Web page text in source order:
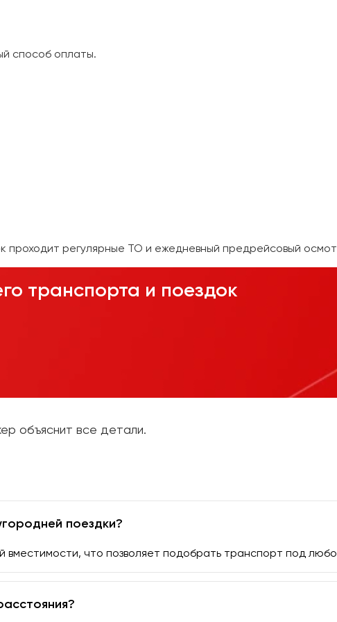
способ оплаты.
проходит регулярные ТО и ежедневный предрейсовый
транспорта и поездок
объяснит все детали.
поездки?
что позволяет подобрать транспорт под